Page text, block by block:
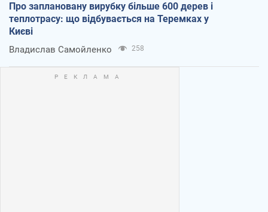
Про заплановану вирубку більше 600 дерев і
теплотрасу: що відбувається на Теремках у
Києві
Владислав Самойленко 258